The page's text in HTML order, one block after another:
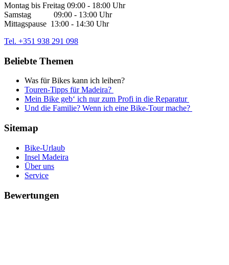
Montag bis Freitag 09:00 - 18:00 Uhr
Samstag 09:00 - 13:00 Uhr
Mittagspause 13:00 - 14:30 Uhr
Tel. +351 938 291 098
Beliebte Themen
Was für Bikes kann ich leihen?
Touren-Tipps für Madeira?
Mein Bike geb‘ ich nur zum Profi in die Reparatur
Und die Familie? Wenn ich eine Bike-Tour mache?
Sitemap
Bike-Urlaub
Insel Madeira
Über uns
Service
Bewertungen